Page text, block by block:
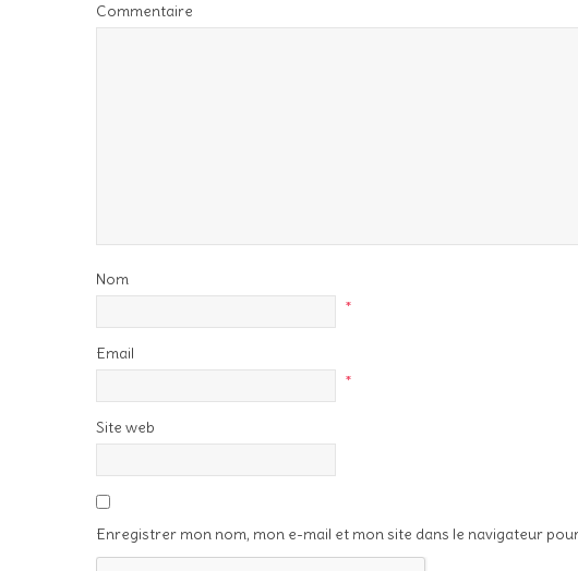
Commentaire
Nom
*
Email
*
Site web
Enregistrer mon nom, mon e-mail et mon site dans le navigateur